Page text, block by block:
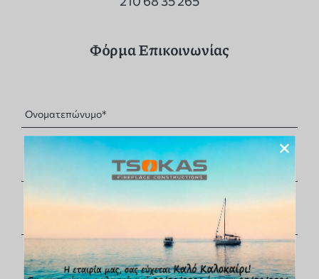
×
Φόρμα Επικοινωνίας